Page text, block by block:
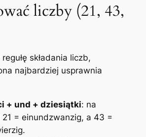
liczby (21, 43,
składania liczb,
najbardziej usprawnia
+ und + dziesiątki: na
21 = einundzwanzig, a 43 =
.